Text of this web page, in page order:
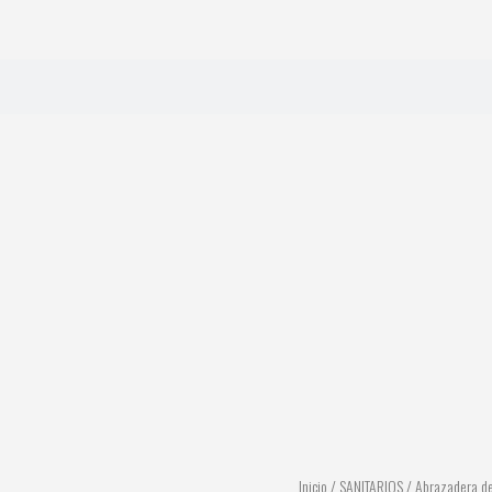
Inicio / SANITARIOS/ Abrazadera